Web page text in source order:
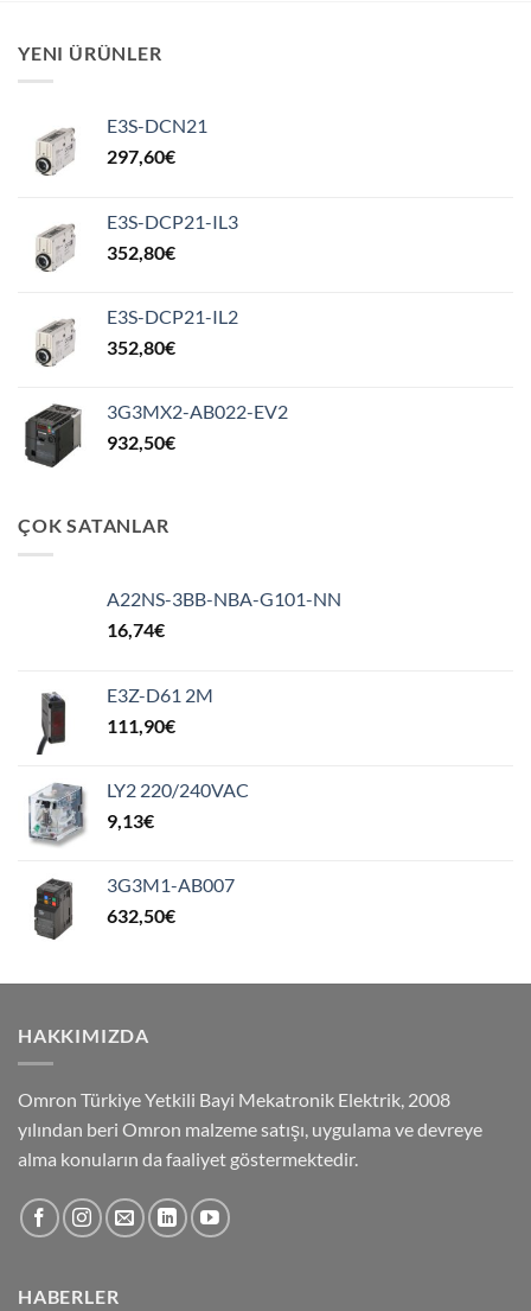
YENI ÜRÜNLER
E3S-DCN21
297,60€
E3S-DCP21-IL3
352,80€
E3S-DCP21-IL2
352,80€
3G3MX2-AB022-EV2
932,50€
ÇOK SATANLAR
A22NS-3BB-NBA-G101-NN
16,74€
E3Z-D61 2M
111,90€
LY2 220/240VAC
9,13€
3G3M1-AB007
632,50€
HAKKIMIZDA
Omron Türkiye Yetkili Bayi Mekatronik Elektrik, 2008
yılından beri Omron malzeme satışı, uygulama ve devreye
alma konuların da faaliyet göstermektedir.
HABERLER